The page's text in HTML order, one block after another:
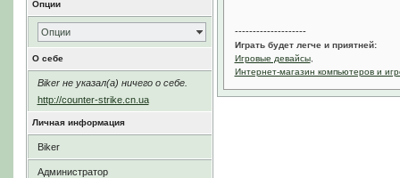
Опции
Опции
О себе
Biker не указал(а) ничего о себе.
http://counter-strike.cn.ua
Личная информация
Biker
Администратор
--------------------
Играть будет легче и приятней:
Игровые девайсы,
Интернет-магазин компьютеров и